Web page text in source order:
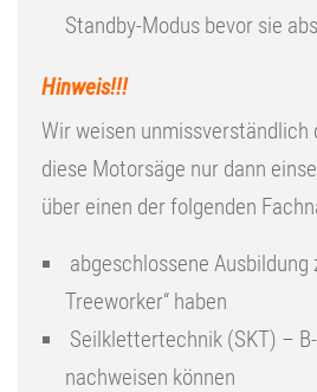
Standby-Modus bevor sie
Hinweis!!!
Wir weisen unmissverständlich
diese Motorsäge nur dann
über einen der folgenden
abgeschlossene Ausbildung
Treeworker“ haben
Seilklettertechnik (SKT) –
nachweisen können